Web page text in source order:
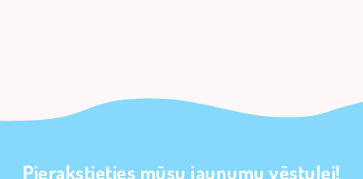
Pierakstieties mūsu jaunumu vēstulei!